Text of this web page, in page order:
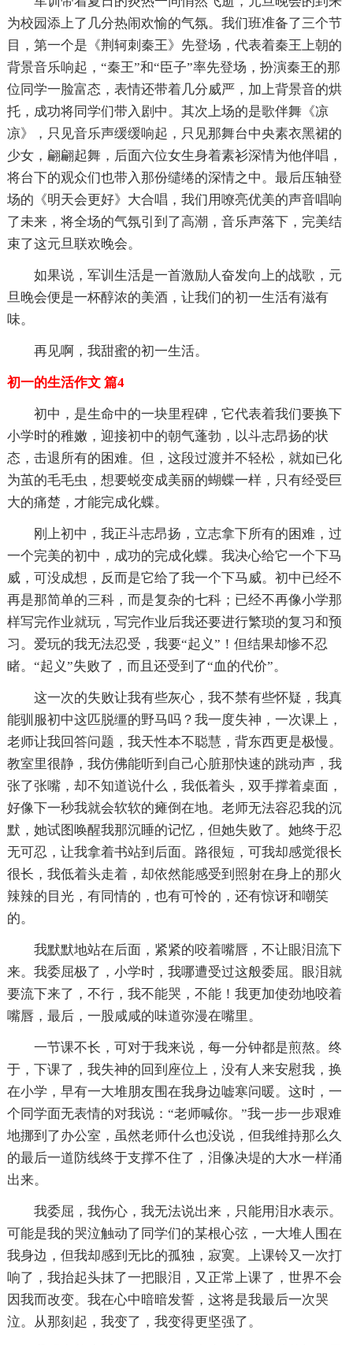
为校园添上了几分热闹欢愉的气氛。我们班准备了三个节
目，第一个是《荆轲刺秦王》先登场，代表着秦王上朝的
背景音乐响起，“秦王”和“臣子”率先登场，扮演秦王的那
位同学一脸富态，表情还带着几分威严，加上背景音的烘
托，成功将同学们带入剧中。其次上场的是歌伴舞《凉
凉》，只见音乐声缓缓响起，只见那舞台中央素衣黑裙的
少女，翩翩起舞，后面六位女生身着素衫深情为他伴唱，
将台下的观众们也带入那份缱绻的深情之中。最后压轴登
场的《明天会更好》大合唱，我们用嘹亮优美的声音唱响
了未来，将全场的气氛引到了高潮，音乐声落下，完美结
束了这元旦联欢晚会。
如果说，军训生活是一首激励人奋发向上的战歌，元
旦晚会便是一杯醇浓的美酒，让我们的初一生活有滋有
味。
再见啊，我甜蜜的初一生活。
初一的生活作文 篇4
初中，是生命中的一块里程碑，它代表着我们要换下
小学时的稚嫩，迎接初中的朝气蓬勃，以斗志昂扬的状
态，击退所有的困难。但，这段过渡并不轻松，就如已化
为茧的毛毛虫，想要蜕变成美丽的蝴蝶一样，只有经受巨
大的痛楚，才能完成化蝶。
刚上初中，我正斗志昂扬，立志拿下所有的困难，过
一个完美的初中，成功的完成化蝶。我决心给它一个下马
威，可没成想，反而是它给了我一个下马威。初中已经不
再是那简单的三科，而是复杂的七科；已经不再像小学那
样写完作业就玩，写完作业后我还要进行繁琐的复习和预
习。爱玩的我无法忍受，我要“起义”！但结果却惨不忍
睹。“起义”失败了，而且还受到了“血的代价”。
这一次的失败让我有些灰心，我不禁有些怀疑，我真
能驯服初中这匹脱缰的野马吗？我一度失神，一次课上，
老师让我回答问题，我天性本不聪慧，背东西更是极慢。
教室里很静，我仿佛能听到自己心脏那快速的跳动声，我
张了张嘴，却不知道说什么，我低着头，双手撑着桌面，
好像下一秒我就会软软的瘫倒在地。老师无法容忍我的沉
默，她试图唤醒我那沉睡的记忆，但她失败了。她终于忍
无可忍，让我拿着书站到后面。路很短，可我却感觉很长
很长，我低着头走着，却依然能感受到照射在身上的那火
辣辣的目光，有同情的，也有可怜的，还有惊讶和嘲笑
的。
我默默地站在后面，紧紧的咬着嘴唇，不让眼泪流下
来。我委屈极了，小学时，我哪遭受过这般委屈。眼泪就
要流下来了，不行，我不能哭，不能！我更加使劲地咬着
嘴唇，最后，一股咸咸的味道弥漫在嘴里。
一节课不长，可对于我来说，每一分钟都是煎熬。终
于，下课了，我失神的回到座位上，没有人来安慰我，换
在小学，早有一大堆朋友围在我身边嘘寒问暖。这时，一
个同学面无表情的对我说：“老师喊你。”我一步一步艰难
地挪到了办公室，虽然老师什么也没说，但我维持那么久
的最后一道防线终于支撑不住了，泪像决堤的大水一样涌
出来。
我委屈，我伤心，我无法说出来，只能用泪水表示。
可能是我的哭泣触动了同学们的某根心弦，一大堆人围在
我身边，但我却感到无比的孤独，寂寞。上课铃又一次打
响了，我抬起头抹了一把眼泪，又正常上课了，世界不会
因我而改变。我在心中暗暗发誓，这将是我最后一次哭
泣。从那刻起，我变了，我变得更坚强了。